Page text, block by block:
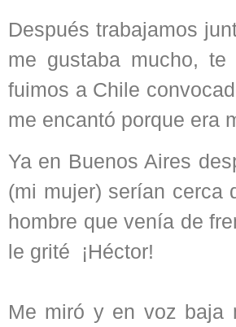
Después trabajamos
me gustaba mucho,
fuimos a Chile
me encantó porque era
Ya en Buenos Aires
(mi mujer) serían cerca
hombre que venía de
le grité ¡Héctor!
Me miró y en voz baja